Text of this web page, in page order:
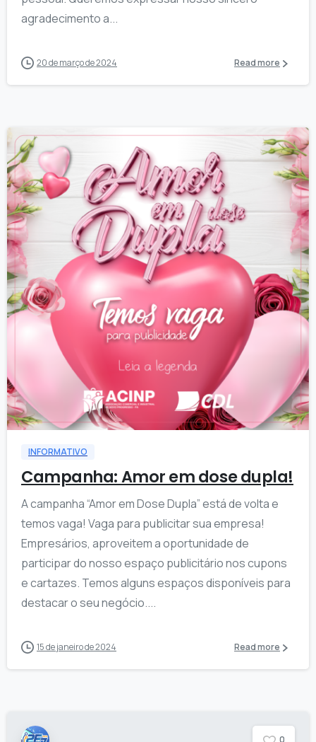
agradecimento a...
20 de março de 2024 Read more
1
INFORMATIVO
Campanha: Amor em dose dupla!
A campanha “Amor em Dose Dupla” está de volta e
temos vaga! Vaga para publicitar sua empresa!
Empresários, aproveitem a oportunidade de
participar do nosso espaço publicitário nos cupons
e cartazes. Temos alguns espaços disponíveis para
destacar o seu negócio....
15 de janeiro de 2024 Read more